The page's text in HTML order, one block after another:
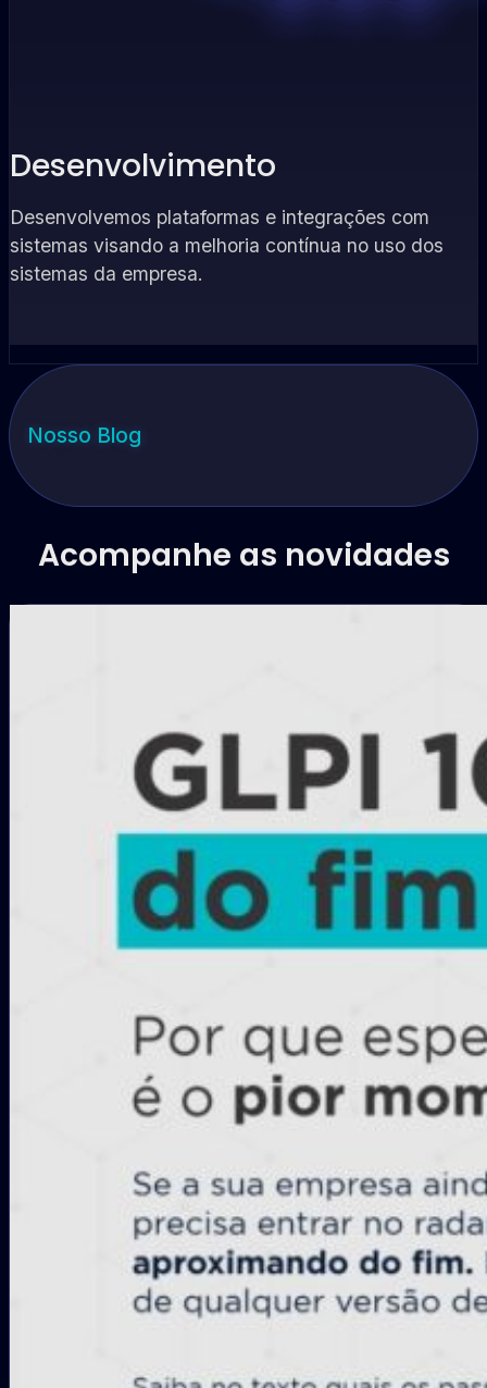
Desenvolvimento
Desenvolvemos plataformas e integrações com
sistemas visando a melhoria contínua no uso dos
sistemas da empresa.
Nosso Blog
Acompanhe as novidades